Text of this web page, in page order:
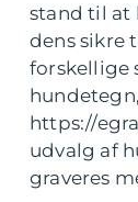
stand til at
dens sikre
forskellige
https://
udvalg af
graveres